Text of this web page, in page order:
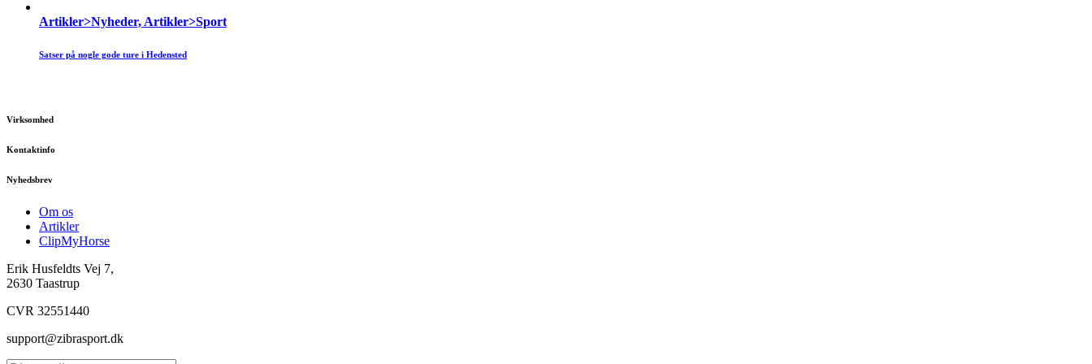
Artikler>Nyheder, Artikler>Sport
Satser på nogle gode ture i Hedensted
Virksomhed
Kontaktinfo
Nyhedsbrev
Om os
Artikler
ClipMyHorse
Erik Husfeldts Vej 7,
2630 Taastrup
CVR 32551440
support@zibrasport.dk